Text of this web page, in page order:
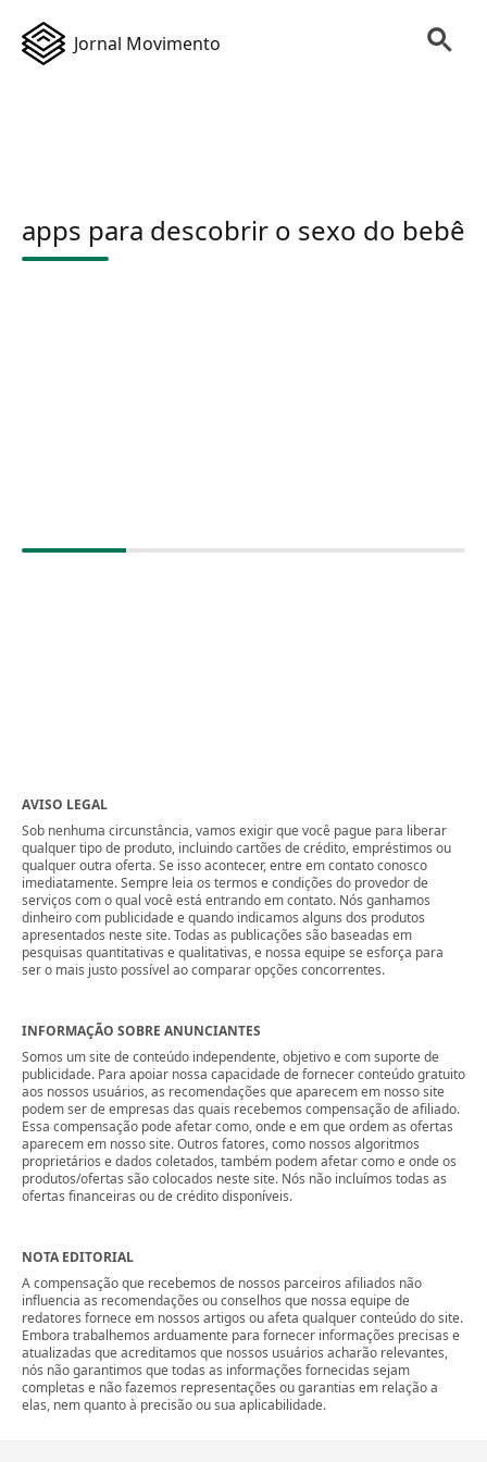
Jornal Movimento
apps para descobrir o sexo do bebê
AVISO LEGAL
Sob nenhuma circunstância, vamos exigir que você pague para liberar
qualquer tipo de produto, incluindo cartões de crédito, empréstimos ou
qualquer outra oferta. Se isso acontecer, entre em contato conosco
imediatamente. Sempre leia os termos e condições do provedor de
serviços com o qual você está entrando em contato. Nós ganhamos
dinheiro com publicidade e quando indicamos alguns dos produtos
apresentados neste site. Todas as publicações são baseadas em
pesquisas quantitativas e qualitativas, e nossa equipe se esforça para
ser o mais justo possível ao comparar opções concorrentes.
INFORMAÇÃO SOBRE ANUNCIANTES
Somos um site de conteúdo independente, objetivo e com suporte de
publicidade. Para apoiar nossa capacidade de fornecer conteúdo gratuito
aos nossos usuários, as recomendações que aparecem em nosso site
podem ser de empresas das quais recebemos compensação de afiliado.
Essa compensação pode afetar como, onde e em que ordem as ofertas
aparecem em nosso site. Outros fatores, como nossos algoritmos
proprietários e dados coletados, também podem afetar como e onde os
produtos/ofertas são colocados neste site. Nós não incluímos todas as
ofertas financeiras ou de crédito disponíveis.
NOTA EDITORIAL
A compensação que recebemos de nossos parceiros afiliados não
influencia as recomendações ou conselhos que nossa equipe de
redatores fornece em nossos artigos ou afeta qualquer conteúdo do site.
Embora trabalhemos arduamente para fornecer informações precisas e
atualizadas que acreditamos que nossos usuários acharão relevantes,
nós não garantimos que todas as informações fornecidas sejam
completas e não fazemos representações ou garantias em relação a
elas, nem quanto à precisão ou sua aplicabilidade.